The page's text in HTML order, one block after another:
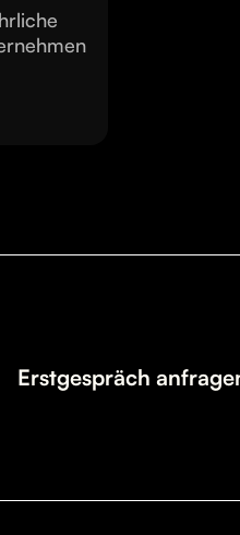
Erstgespräch